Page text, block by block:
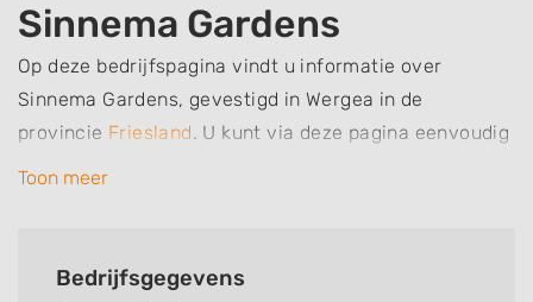
Sinnema Gardens
Op deze bedrijfspagina vindt u informatie over
Sinnema Gardens, gevestigd in Wergea in de
provincie Friesland. U kunt via deze pagina eenvoudig
contact met het bedrijf opnemen door te bellen of een
welke zaken Sinnema Gardens voor u kan verzorgen.
Toon meer
Bedrijfsgegevens